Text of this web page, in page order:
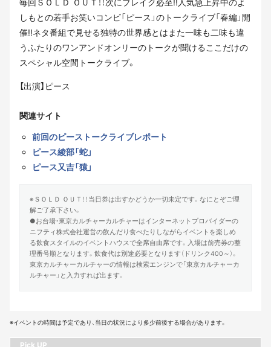
しもとの若手お笑いコンビ「ピース」のトークライブ「春編」開
催!!ネタ番組で見せる独特の世界感とはまた一味も二味も違
うふたりのワンアンドオンリーのトークが聞けるここだけの
スペシャル空間トークライブ。
【出演】ピース
関連サイト
前回のピーストークライブレポート
ピース綾部「蛇」
ピース又吉「猿」
※ＳＯＬＤ ＯＵＴ！！当日券は出すかどうか一切未定です。なにとぞご理
解ご了承下さい。
●お台場・東京カルチャーカルチャーはインターネットプロバイダーの
ニフティ株式会社運営の飲んだり食べたりしながらイベントを楽しめ
る飲食スタイルのイベントハウスで全席自由席です。入場は前売券の整
理番号順となります。飲食代は別途必要となります（ドリンク400～）。
東京カルチャーカルチャーの情報は検索エンジンで「東京カルチャーカ
ルチャー」と入力すれば出ます。
※イベントの時間は予定であり、当日の状況により多少前後する場合があります。
Pick UP